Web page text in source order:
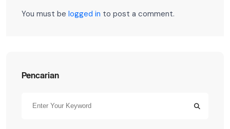
You must be logged in to post a comment.
Pencarian